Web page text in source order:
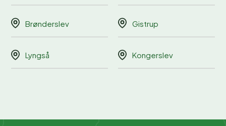
Brønderslev Gistrup
Lyngså Kongerslev